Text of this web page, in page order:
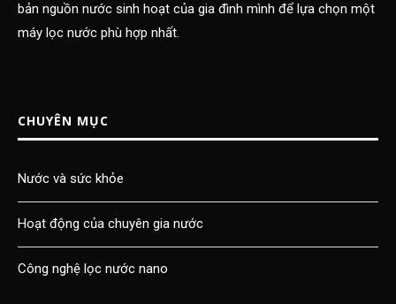
bản nguồn nước sinh hoạt của gia đình mình để lựa chọn một
máy lọc nước phù hợp nhất.
CHUYÊN MỤC
Nước và sức khỏe
Hoạt động của chuyên gia nước
Công nghệ lọc nước nano